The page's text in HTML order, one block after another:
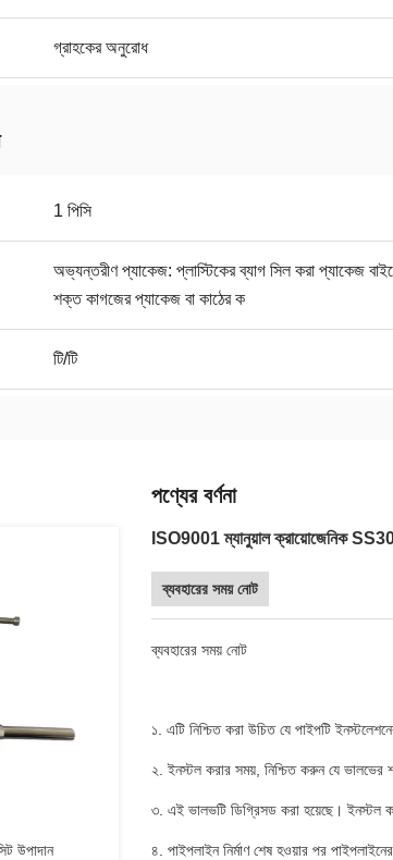
গ্রাহকের অনুরোধ
1 পিসি
অভ্যন্তরীণ প্যাকেজ: প্লাস্টিকের ব্যাগ সিল করা প্যাকেজ
শক্ত কাগজের প্যাকেজ বা কাঠের ক
টি/টি
উপাদান
পণ্যের বর্ণনা
ISO9001 ম্যানুয়াল ক্রায়োজেনিক
ব্যবহারের সময় নোট
ব্যবহারের সময় নোট
১. এটি নিশ্চিত করা উচিত যে পাইপটি
২. ইনস্টল করার সময়, নিশ্চিত করুন যে ভালভের
৩. এই ভালভটি ডিগ্রিসড করা হয়েছে। ইনস্টল
৪. পাইপলাইন নির্মাণ শেষ হওয়ার পর